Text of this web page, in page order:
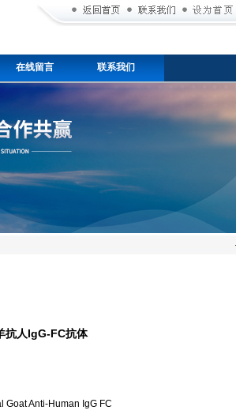
在线留言 联系我们
抗人IgG-FC抗体
Goat Anti-Human IgG FC